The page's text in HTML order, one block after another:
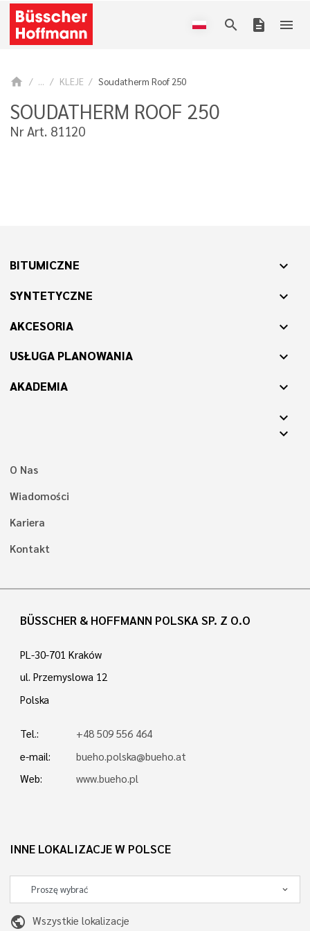
search description menu
home ... KLEJE Soudatherm Roof 250
SOUDATHERM ROOF 250
Nr Art. 81120
BITUMICZNE expand_more
SYNTETYCZNE expand_more
AKCESORIA expand_more
USŁUGA PLANOWANIA expand_more
AKADEMIA
expand_more
expand_more
expand_more
O Nas
Wiadomości
Kariera
Kontakt
BÜSSCHER & HOFFMANN POLSKA SP. Z O.O
PL-30-701 Kraków
ul. Przemyslowa 12
Polska
Tel.:
+48 509 556 464
e-mail:
bueho.polska@bueho.at
Web:
www.bueho.pl
INNE LOKALIZACJE W POLSCE
public Wszystkie lokalizacje